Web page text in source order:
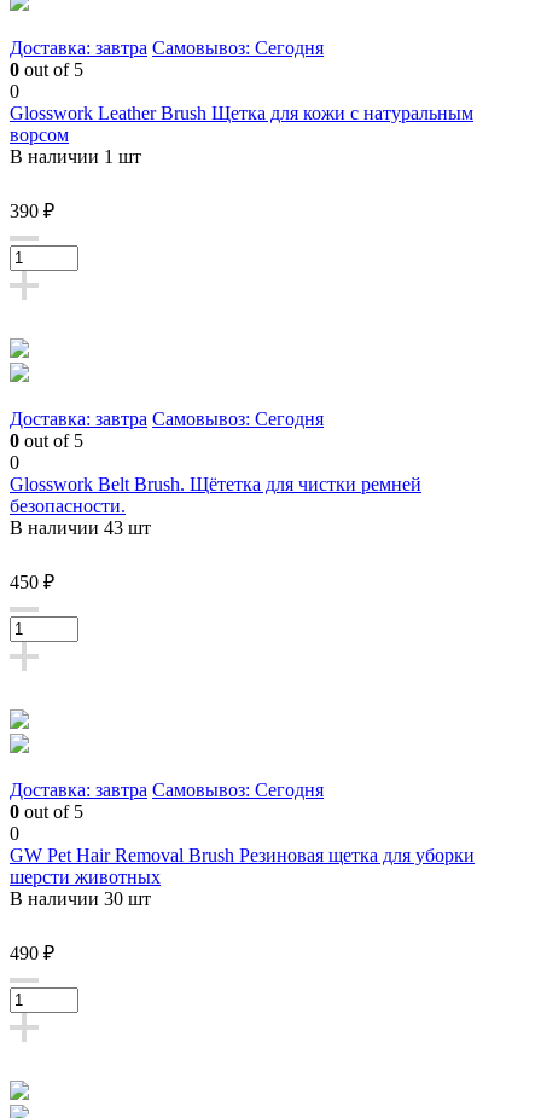
Доставка: завтра Самовывоз: Сегодня
0 out of 5
0
Glosswork Leather Brush Щетка для кожи с натуральным
ворсом
В наличии 1 шт
390 ₽
Доставка: завтра Самовывоз: Сегодня
0 out of 5
0
Glosswork Belt Brush. Щётетка для чистки ремней
безопасности.
В наличии 43 шт
450 ₽
Доставка: завтра Самовывоз: Сегодня
0 out of 5
0
GW Pet Hair Removal Brush Резиновая щетка для уборки
шерсти животных
В наличии 30 шт
490 ₽